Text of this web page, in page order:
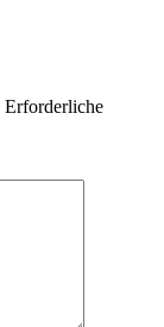
Erforderliche